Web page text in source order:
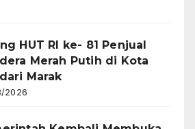
HUT RI ke- 81 Penjual
Merah Putih di Kota
Marak
2026